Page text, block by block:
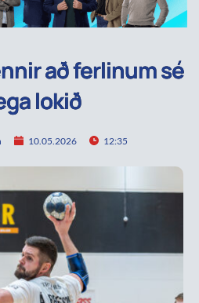
að ferlinum sé
lokið
10.05.2026 12:35